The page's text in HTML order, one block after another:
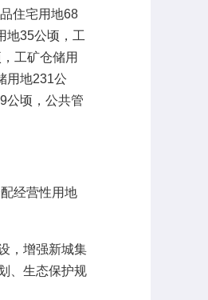
住宅用地68
地35公顷，工
工矿仓储用
用地231公
公顷，公共管
经营性用地
，增强新城集
、生态保护规